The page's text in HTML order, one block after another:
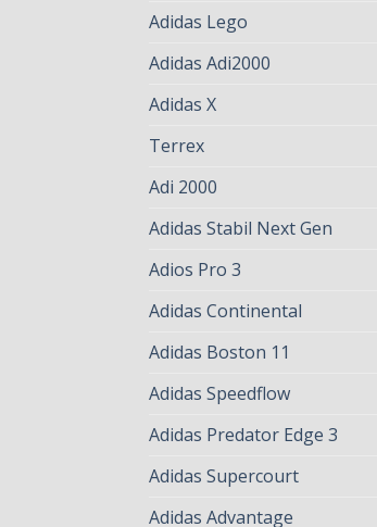
Adidas Lego
Adidas Adi2000
Adidas X
Terrex
Adi 2000
Adidas Stabil Next Gen
Adios Pro 3
Adidas Continental
Adidas Boston 11
Adidas Speedflow
Adidas Predator Edge 3
Adidas Supercourt
Adidas Advantage